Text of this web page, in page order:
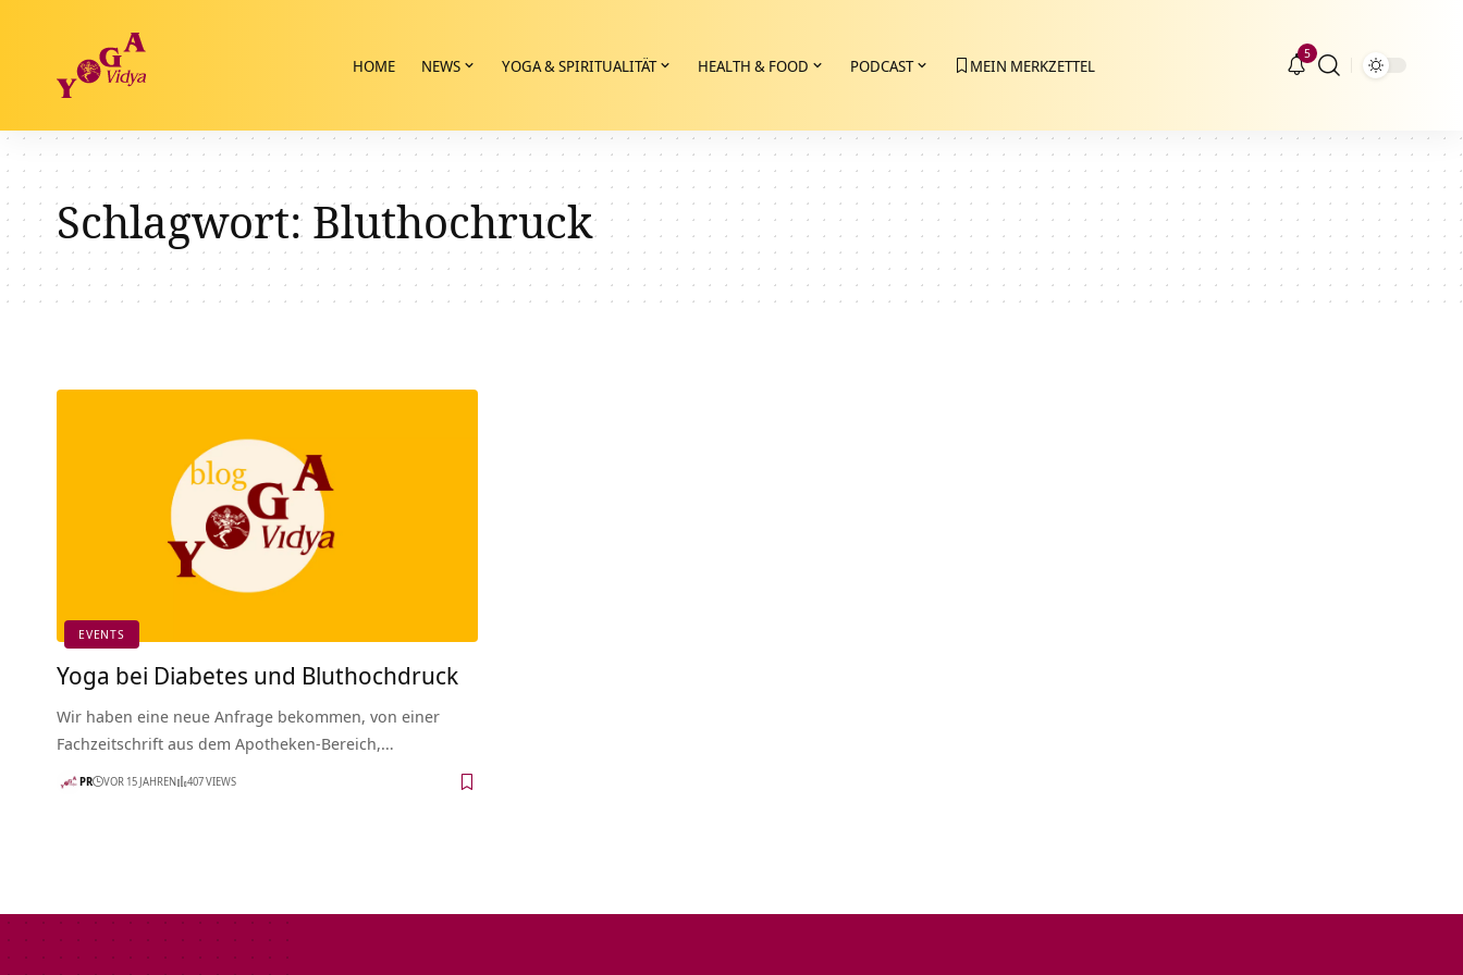
HOME NEWS YOGA & SPIRITUALITÄT HEALTH & FOOD PODCAST MEIN MERKZETTEL
5
Schlagwort:Bluthochruck
EVENTS
Yoga bei Diabetes und Bluthochdruck
Wir haben eine neue Anfrage bekommen, von einer
Fachzeitschrift aus dem Apotheken-Bereich,…
PR VOR 15 JAHREN 407 VIEWS